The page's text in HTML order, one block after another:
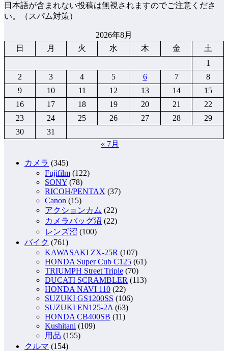
日本語が含まれない投稿は無視されますのでご注意くださ
い。（スパム対策）
2026年8月
日
月 火 水 木 金
土
1
2
3 4 5 6 7
8
9
10 11 12 13 14
15
16
17 18 19 20 21
22
23
24 25 26 27 28
29
30
31
« 7月
カメラ (345)
Fujifilm (122)
SONY (78)
RICOH/PENTAX (37)
Canon (15)
アクションカム (22)
カメラバッグ沼 (22)
レンズ沼 (100)
バイク (761)
KAWASAKI ZX-25R (107)
HONDA Super Cub C125 (61)
TRIUMPH Street Triple (70)
DUCATI SCRAMBLER (113)
HONDA NAVI 110 (22)
SUZUKI GS1200SS (106)
SUZUKI EN125-2A (63)
HONDA CB400SB (11)
Kushitani (109)
用品 (155)
クルマ (154)